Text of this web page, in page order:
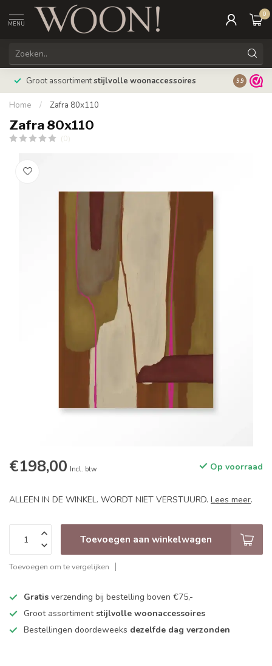
MENU
0
Groot assortimentstijlvolle woonaccessoires 9.9
Home / Zafra 80x110
Zafra 80x110
(0)
€198,00 Incl. btw Op voorraad
ALLEEN IN DE WINKEL. WORDT NIET VERSTUURD. Lees meer.
Toevoegen aan winkelwagen
Toevoegen om te vergelijken
Gratis verzending bij bestelling boven €75,-
Groot assortiment stijlvolle woonaccessoires
Bestellingen doordeweeks dezelfde dag verzonden